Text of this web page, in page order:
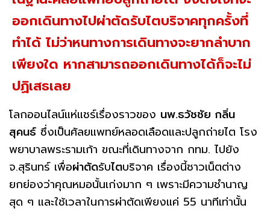
ออกเดินทางไปผ่าตัดรับไตบริจาคทุกครั้งที่
ทำได้ ไม่ว่าหนทางการเดินทางจะยากลำบาก
เพียงใด หากสามารถออกเดินทางได้ก็จะไม่
ปฏิเสธเลย
โลกออนไลน์แห่แชร์เรื่องราวของ นพ.ธวัชชัย กลิ่น
สุคนธ์ ซึ่งเป็นศัลยแพทย์หลอดเลือดและปลูกถ่ายไต โรง
พยาบาลพระรามเก้า ขณะที่เดินทางจาก กทม. ไปยัง
จ.สุรินทร์ เพื่อผ่าตัดรับไตบริจาค เรื่องนี้ชาวเน็ตต่าง
ยกย่องว่าคุณหมอนั้นเก่งมาก ๆ เพราะมีความชำนาญ
สุด ๆ และใช้เวลาในการผ่าตัดเพียงแค่ 55 นาทีเท่านั้น